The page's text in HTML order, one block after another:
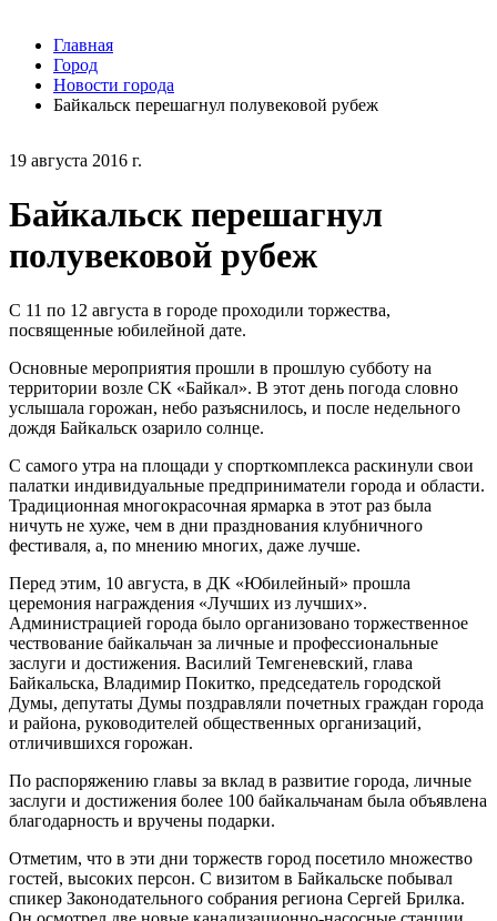
19 августа 2016 г.
Байкальск перешагнул
полувековой рубеж
С 11 по 12 августа в городе проходили торжества,
посвященные юбилейной дате.
Основные мероприятия прошли в прошлую субботу на
территории возле СК «Байкал». В этот день погода словно
услышала горожан, небо разъяснилось, и после недельного
дождя Байкальск озарило солнце.
С самого утра на площади у спорткомплекса раскинули свои
палатки индивидуальные предприниматели города и области.
Традиционная многокрасочная ярмарка в этот раз была
ничуть не хуже, чем в дни празднования клубничного
фестиваля, а, по мнению многих, даже лучше.
Перед этим, 10 августа, в ДК «Юбилейный» прошла
церемония награждения «Лучших из лучших».
Администрацией города было организовано торжественное
чествование байкальчан за личные и профессиональные
заслуги и достижения. Василий Темгеневский, глава
Байкальска, Владимир Покитко, председатель городской
Думы, депутаты Думы поздравляли почетных граждан города
и района, руководителей общественных организаций,
отличившихся горожан.
По распоряжению главы за вклад в развитие города, личные
заслуги и достижения более 100 байкальчанам была объявлена
благодарность и вручены подарки.
Отметим, что в эти дни торжеств город посетило множество
гостей, высоких персон. С визитом в Байкальске побывал
спикер Законодательного собрания региона Сергей Брилка.
Главная
Город
Новости города
Байкальск перешагнул полувековой рубеж